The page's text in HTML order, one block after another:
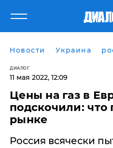
Новости Украина
ДИАЛОГ
11 мая 2022, 12:09
​Цены на газ в
подскочили: что
рынке
Россия всячески